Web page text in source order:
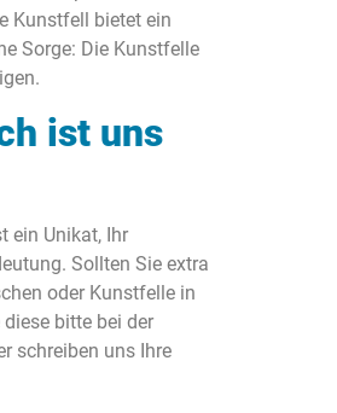
Kunstfell bietet ein
Sorge: Die Kunstfelle
ist uns
ein Unikat, Ihr
Sollten Sie extra
oder Kunstfelle in
bitte bei der
schreiben uns Ihre